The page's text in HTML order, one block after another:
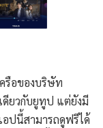
รือของบริษัท
ยวกับยูทูป แต่ยังมี
อปนี้สามารถดูฟรีได้